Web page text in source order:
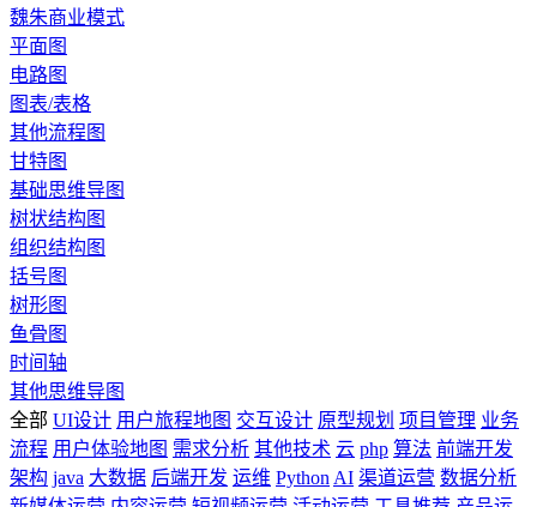
魏朱商业模式
平面图
电路图
图表/表格
其他流程图
甘特图
基础思维导图
树状结构图
组织结构图
括号图
树形图
鱼骨图
时间轴
其他思维导图
全部 UI设计 用户旅程地图 交互设计 原型规划 项目管理 业务
流程 用户体验地图 需求分析 其他技术 云 php 算法 前端开发
架构 java 大数据 后端开发 运维 Python AI 渠道运营 数据分析